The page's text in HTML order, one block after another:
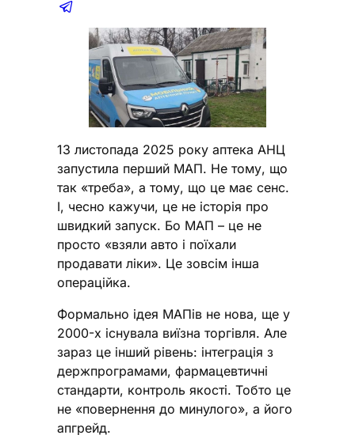
13 листопада 2025 року аптека АНЦ
запустила перший МАП. Не тому, що
так «треба», а тому, що це має сенс.
І, чесно кажучи, це не історія про
швидкий запуск. Бо МАП – це не
просто «взяли авто і поїхали
продавати ліки». Це зовсім інша
операційка.
Формально ідея МАПів не нова, ще у
2000-х існувала виїзна торгівля. Але
зараз це інший рівень: інтеграція з
держпрограмами, фармацевтичні
стандарти, контроль якості. Тобто це
не «повернення до минулого», а його
апгрейд.